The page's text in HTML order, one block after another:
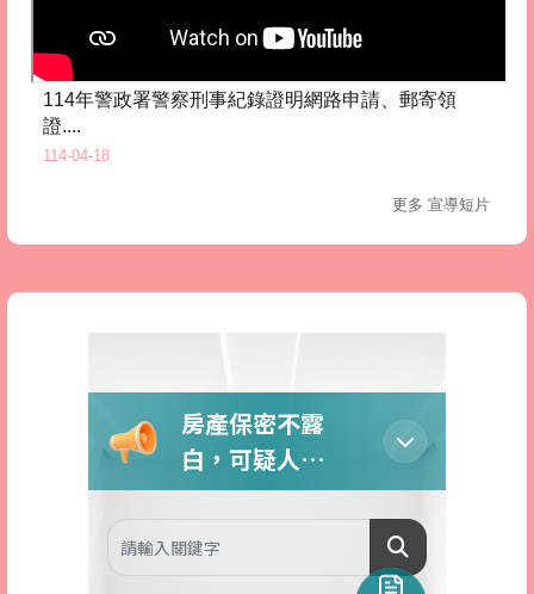
114年警政署警察刑事紀錄證明網路申請、郵寄領
證....
114-04-18
更多 宣導短片